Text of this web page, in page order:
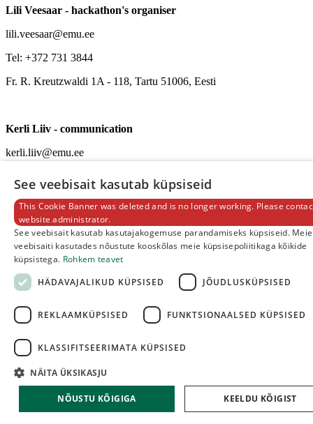
Lili Veesaar - hackathon's organiser
lili.veesaar@emu.ee
Tel: +372 731 3844
Fr. R. Kreutzwaldi 1A - 118, Tartu 51006, Eesti
Kerli Liiv - communication
kerli.liiv@emu.ee
Tel: +372 731 3233
Fr. R. Kreutzwaldi 1A - 118a, Tartu 51006, Eesti
See veebisait kasutab küpsiseid
This Cookie Banner was deleted and is no longer working. Please
website administrator.
See veebisait kasutab kasutajakogemuse parandamiseks küpsiseid. Meie
veebisaiti kasutades nõustute kooskõlas meie küpsisepoliitikaga kõikide
küpsistega. Rohkem teavet
HÄDAVAJALIKUD KÜPSISED
JÕUDLUSKÜPSISED
REKLAAMKÜPSISED FUNKTSIONAALSED KÜPSISED
KLASSIFITSEERIMATA KÜPSISED
NÄITA ÜKSIKASJU
NÕUSTU KÕIGIGA KEELDU KÕIGIST